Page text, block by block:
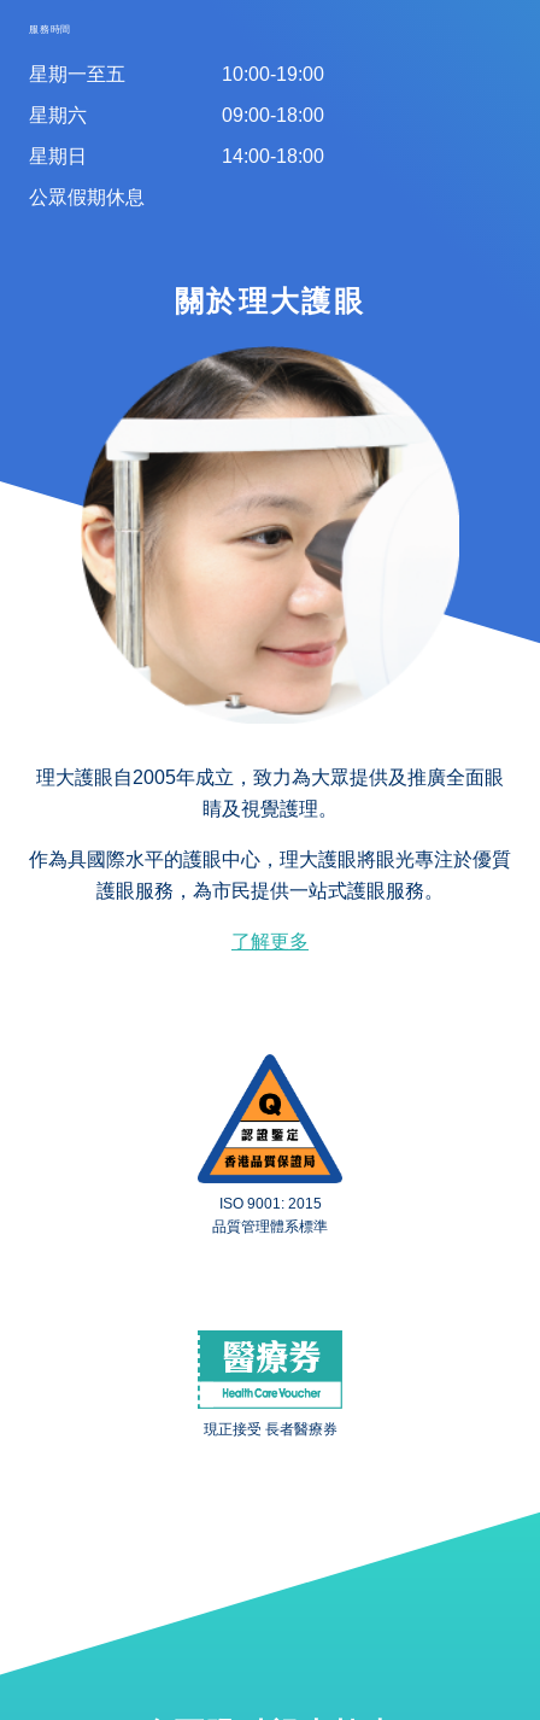
服務時間
星期一至五
星期六
星期日
公眾假期休息
10:00-19:00
09:00-18:00
14:00-18:00
關於理大護眼
理大護眼自2005年成立，致力為大眾提供及推廣全面眼
睛及視覺護理。
作為具國際水平的護眼中心，理大護眼將眼光專注於優質
護眼服務，為市民提供一站式護眼服務。
了解更多
ISO 9001: 2015
品質管理體系標準
現正接受 長者醫療券